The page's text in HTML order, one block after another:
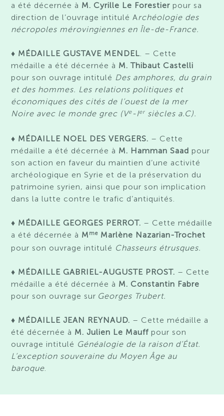
a été décernée à M. Cyrille Le Forestier pour sa
direction de l’ouvrage intitulé Archéologie des
nécropoles mérovingiennes en Île-de-France.
♦ MÉDAILLE GUSTAVE MENDEL. – Cette
médaille a été décernée à M. Thibaut Castelli
pour son ouvrage intitulé Des amphores, du grain
et des hommes. Les relations politiques et
économiques des cités de l’ouest de la mer
Noire avec le monde grec (Ve-Ier siècles a.C).
♦ MÉDAILLE NOEL DES VERGERS. – Cette
médaille a été décernée à M. Hamman Saad pour
son action en faveur du maintien d’une activité
archéologique en Syrie et de la préservation du
patrimoine syrien, ainsi que pour son implication
dans la lutte contre le trafic d’antiquités.
♦ MÉDAILLE GEORGES PERROT. – Cette médaille
a été décernée à M me Marlène Nazarian-Trochet
pour son ouvrage intitulé Chasseurs étrusques.
♦ MÉDAILLE GABRIEL-AUGUSTE PROST. – Cette
médaille a été décernée à M. Constantin Fabre
pour son ouvrage sur Georges Trubert.
♦ MÉDAILLE JEAN REYNAUD. – Cette médaille a
été décernée à M. Julien Le Mauff pour son
ouvrage intitulé Généalogie de la raison d’État.
L’exception souveraine du Moyen Âge au
baroque.